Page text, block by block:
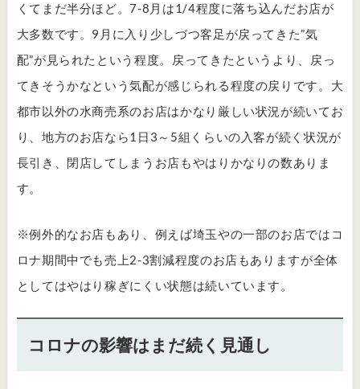
くてまだ半分ほど。7-8月は1/4程度に落ち込んだお店が
大多数です。9月に入り少しづつ客足が戻ってきた”気
配”が見られたという程度。戻ってきたというより、戻っ
てきそうかなという気配が感じられる程度の戻りです。大
都市以外の水商売系のお店はかなり厳しい状況が続いてお
り、地方のお店なら1日3～5組くらいの入客が続く状況が
長引き、閉店してしまうお店もやはりかなりの数ありま
す。
※例外的なお店もあり、例えば埼玉やの一部のお店ではコ
ロナ期間中でも売上2-3割減程度のお店もありますが全体
としてはやはり稼ぎにくい状態は続いています。
コロナの影響はまだ続く見通し